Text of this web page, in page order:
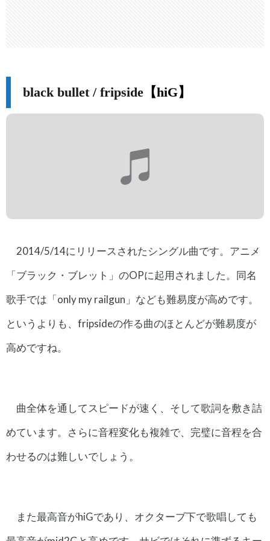
black bullet / fripside 【hiG】
2014/5/14にリリースされたシングル曲です。アニメ
「ブラック・ブレット」のOPに起用されました。同名
歌手では「only my railgun」なども難易度が高めです。
というよりも、fripsideの作る曲のほとんどが難易度が
高めですね。
曲全体を通してスピードが速く、そして歌詞を敷き詰
めています。さらに音程変化も複雑で、完璧に音程を合
わせるのは難しいでしょう。
また最高音がhiGであり、オクターブ下で歌唱しても